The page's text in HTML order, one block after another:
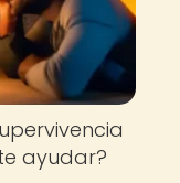
ayudar?